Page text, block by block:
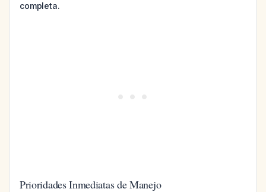
completa.
Prioridades Inmediatas de Manejo